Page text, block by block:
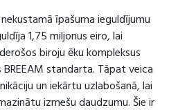
īpašuma ieguldījumu
1,75 miljonus eiro, lai
biroju ēku kompleksus
standarta. Tāpat veica
un iekārtu uzlabošanā, lai
izmešu daudzumu. Šie ir